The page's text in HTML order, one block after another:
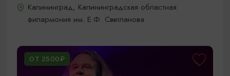
Калининград, Калининградская областная
филармония им. Е.Ф. Светланова
ОТ 2500₽